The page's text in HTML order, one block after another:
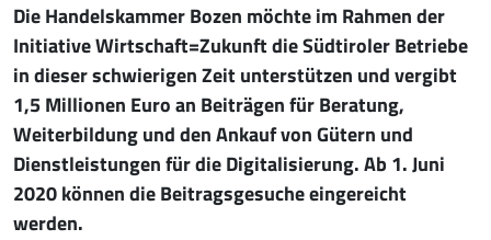
Die Handelskammer Bozen möchte im Rahmen der
Initiative Wirtschaft=Zukunft die Südtiroler Betriebe
in dieser schwierigen Zeit unterstützen und vergibt
1,5 Millionen Euro an Beiträgen für Beratung,
Weiterbildung und den Ankauf von Gütern und
Dienstleistungen für die Digitalisierung. Ab 1. Juni
2020 können die Beitragsgesuche eingereicht
werden.